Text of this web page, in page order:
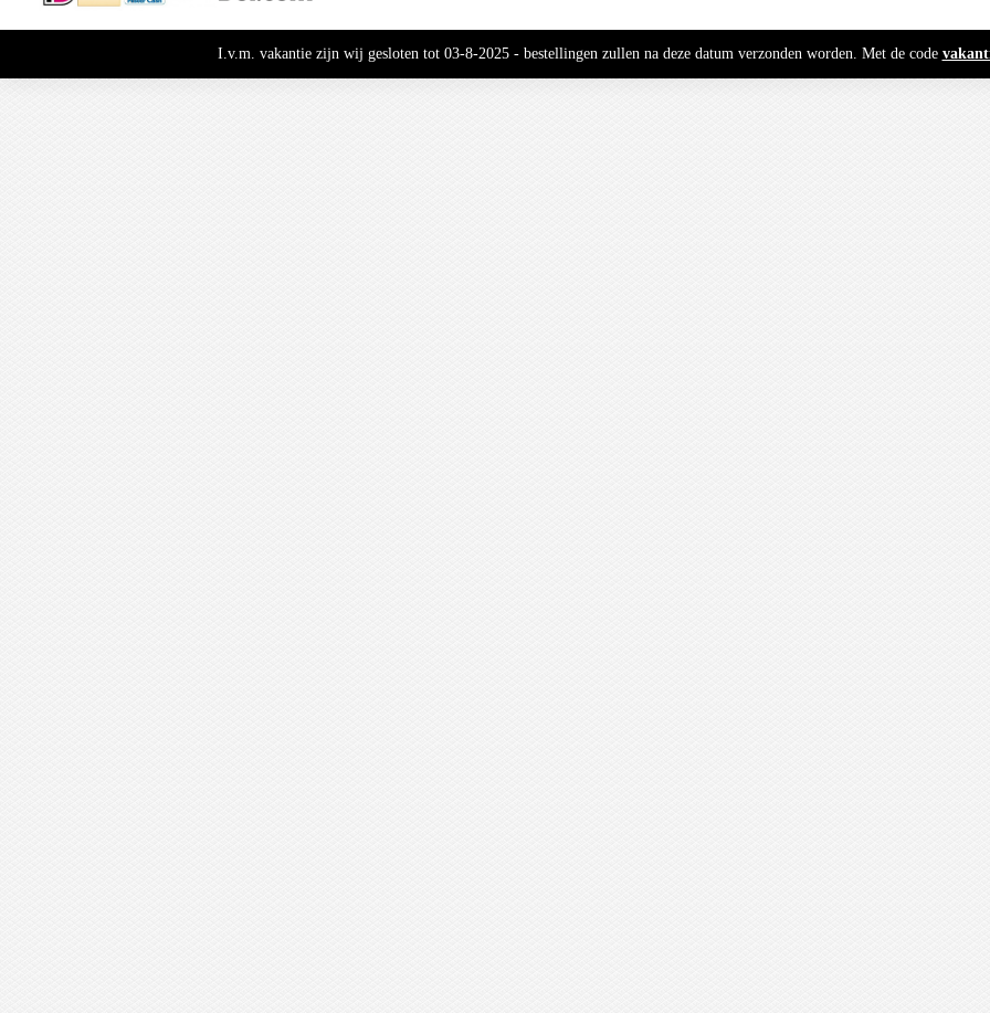
I.v.m. vakantie zijn wij gesloten tot 03-8-2025 - bestellingen zullen na deze datum verzonden worden. Met de code